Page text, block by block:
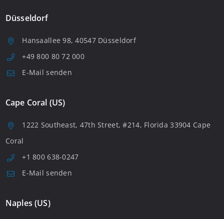
Düsseldorf
Hansaallee 98, 40547 Düsseldorf
+49 800 80 72 000
E-Mail senden
Cape Coral (US)
1222 Southeast, 47th Street, #214, Florida 33904 Cape
Coral
+1 800 638-0247
E-Mail senden
Naples (US)